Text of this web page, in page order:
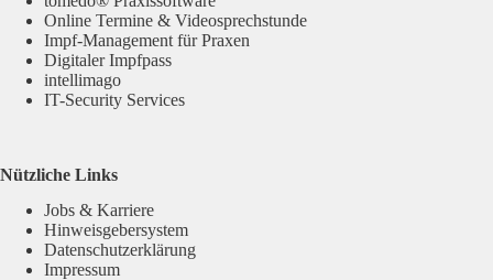
Online Termine & Videosprechstunde
Impf-Management für Praxen
Digitaler Impfpass
intellimago
IT-Security Services
Nützliche Links
Jobs & Karriere
Hinweisgebersystem
Datenschutzerklärung
Impressum